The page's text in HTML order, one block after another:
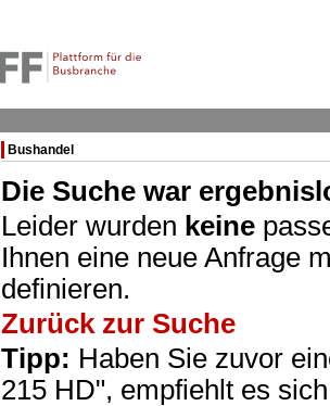
Bushandel
Die Suche war
Leider wurden keine
Ihnen eine neue Anfrage
definieren.
Zurück zur Suche
Tipp: Haben Sie zuvor
215 HD", empfiehlt es